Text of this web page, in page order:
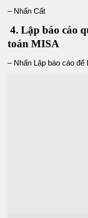
– Nhấn Cất
4. Lập báo cáo
toán MISA
– Nhấn Lập báo cáo để